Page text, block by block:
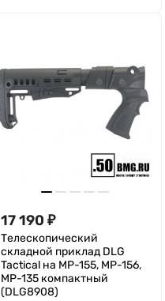
17 190 ₽
Телескопический
складной приклад DLG
Tactical на МР-155, МР-156,
МР-135 компактный
(DLG8908)